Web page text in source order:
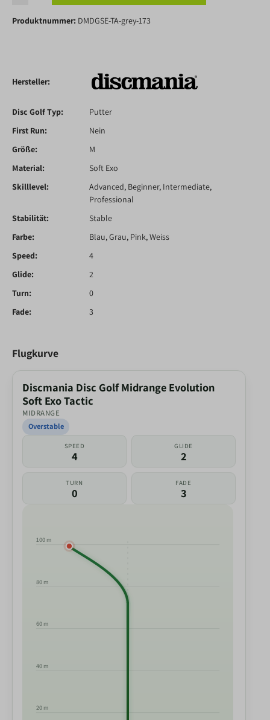
Produktnummer: DMDGSE-TA-grey-173
Hersteller:
Disc Golf Typ:
Putter
First Run:
Nein
Größe:
M
Material:
Soft Exo
Skilllevel:
Advanced, Beginner, Intermediate,
Professional
Stabilität:
Stable
Farbe:
Blau, Grau, Pink, Weiss
Speed:
4
Glide:
2
Turn:
0
Fade:
3
Flugkurve
Discmania Disc Golf Midrange Evolution
Soft Exo Tactic
MIDRANGE
Overstable
SPEED
4
GLIDE
2
TURN
0
FADE
3
20 m
40 m
60 m
80 m
100 m